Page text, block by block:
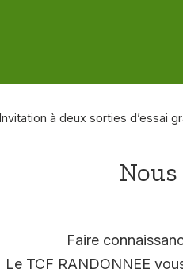
Invitation à deux sorties d’essai
Faire
Le TCF RANDONNEE